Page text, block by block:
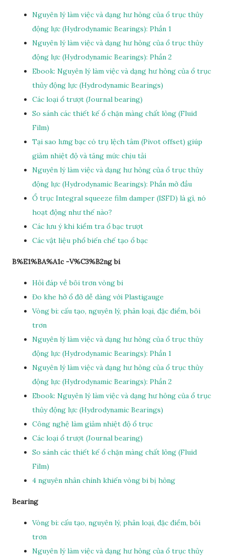
Nguyên lý làm việc và dạng hư hỏng của ổ trục thủy
động lực (Hydrodynamic Bearings): Phần 1
Nguyên lý làm việc và dạng hư hỏng của ổ trục thủy
động lực (Hydrodynamic Bearings): Phần 2
Ebook: Nguyên lý làm việc và dạng hư hỏng của ổ trục
thủy động lực (Hydrodynamic Bearings)
Các loại ổ trượt (Journal bearing)
So sánh các thiết kế ổ chặn màng chất lỏng (Fluid
Film)
Tại sao lưng bạc có trụ lệch tâm (Pivot offset) giúp
giảm nhiệt độ và tăng mức chịu tải
Nguyên lý làm việc và dạng hư hỏng của ổ trục thủy
động lực (Hydrodynamic Bearings): Phần mở đầu
Ổ trục Integral squeeze film damper (ISFD) là gì, nó
hoạt động như thế nào?
Các lưu ý khi kiểm tra ổ bạc trượt
Các vật liệu phổ biến chế tạo ổ bạc
B%E1%BA%A1c -V%C3%B2ng bi
Hỏi đáp về bôi trơn vòng bi
Đo khe hở ổ đỡ dễ dàng với Plastigauge
Vòng bi: cấu tạo, nguyên lý, phân loại, đặc điểm, bôi
trơn
Nguyên lý làm việc và dạng hư hỏng của ổ trục thủy
động lực (Hydrodynamic Bearings): Phần 1
Nguyên lý làm việc và dạng hư hỏng của ổ trục thủy
động lực (Hydrodynamic Bearings): Phần 2
Ebook: Nguyên lý làm việc và dạng hư hỏng của ổ trục
thủy động lực (Hydrodynamic Bearings)
Công nghệ làm giảm nhiệt độ ổ trục
Các loại ổ trượt (Journal bearing)
So sánh các thiết kế ổ chặn màng chất lỏng (Fluid
Film)
4 nguyên nhân chính khiến vòng bi bị hỏng
Bearing
Vòng bi: cấu tạo, nguyên lý, phân loại, đặc điểm, bôi
trơn
Nguyên lý làm việc và dạng hư hỏng của ổ trục thủy